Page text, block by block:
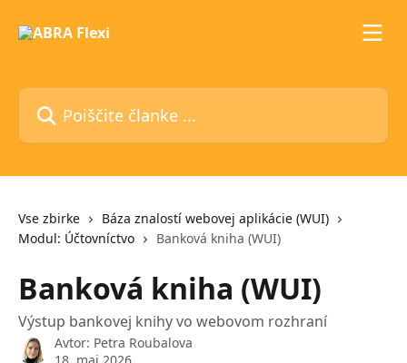
Poiščite članke ...
Vse zbirke
Báza znalostí webovej aplikácie (WUI)
Modul: Účtovníctvo
Banková kniha (WUI)
Banková kniha (WUI)
Výstup bankovej knihy vo webovom rozhraní
Avtor: Petra Roubalova